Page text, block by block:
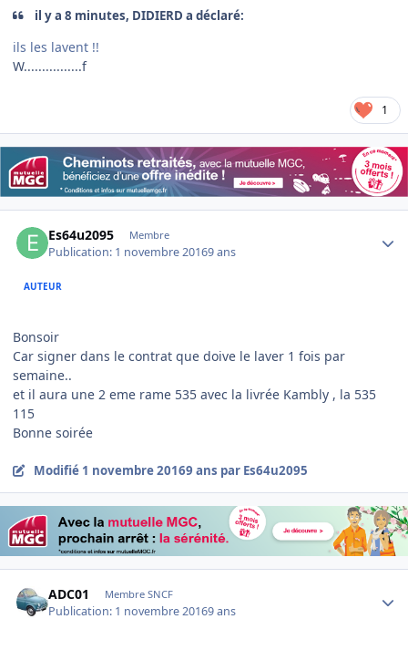
il y a 8 minutes, DIDIERD a déclaré:
ils les lavent !!
W................f
1
Es64u2095 Membre
Publication: 1 novembre 20169 ans
AUTEUR
Bonsoir
Car signer dans le contrat que doive le laver 1 fois par
semaine..
et il aura une 2 eme rame 535 avec la livrée Kambly , la 535
115
Bonne soirée
Modifié 1 novembre 20169 ans par Es64u2095
ADC01 Membre SNCF
Publication: 1 novembre 20169 ans